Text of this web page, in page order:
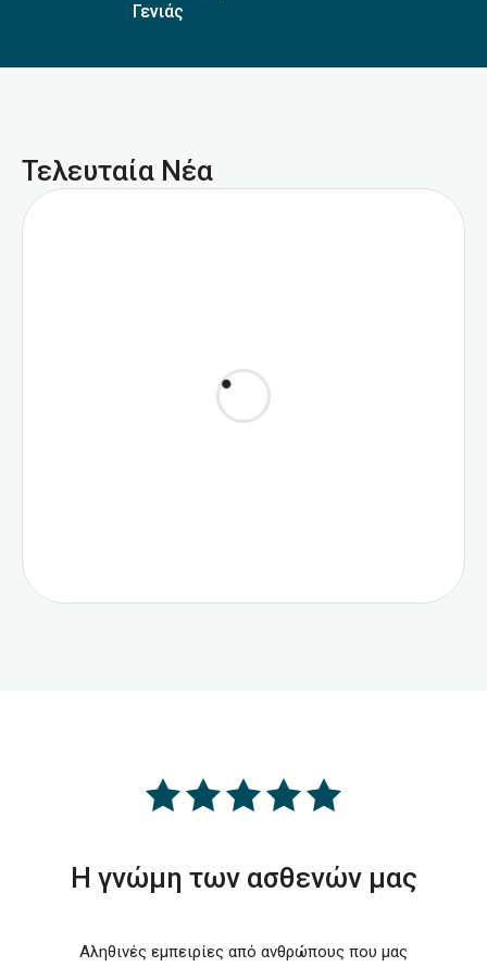
Γενιάς
Τελευταία Νέα
H γνώμη των ασθενών μας
Αληθινές εμπειρίες από ανθρώπους που μας